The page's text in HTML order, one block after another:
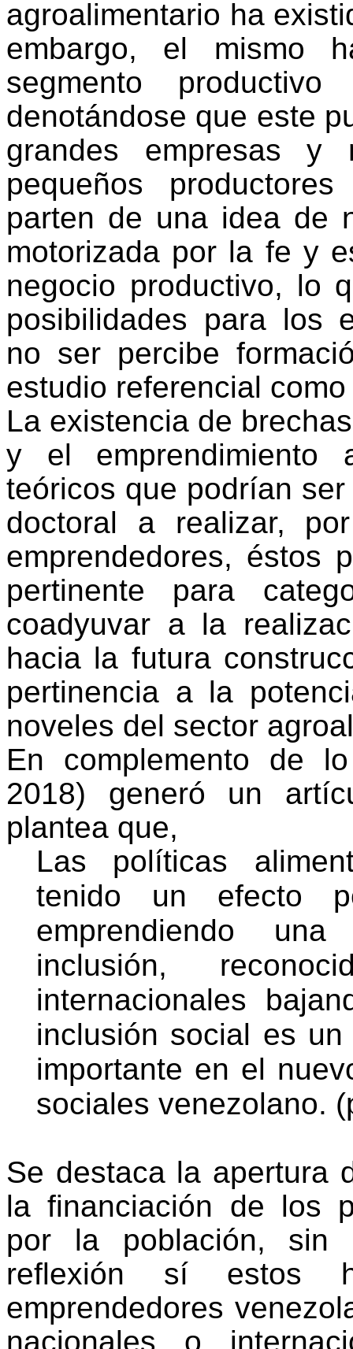
agroalimentario ha
embargo, el mismo
segmento
denotándose que este
grandes empresas y
pequeños
parten de una idea de
motorizada por la fe y
negocio productivo, lo
posibilidades para los
no ser percibe
estudio referencial
La existencia de
y el emprendimiento
teóricos que podrían
doctoral a realizar,
emprendedores, éstos
pertinente para
coadyuvar a la
hacia la futura
pertinencia a la
noveles del sector
En complemento de
2018) generó un
plantea que,
Las políticas
tenido un efecto
emprendiendo
inclusión,
internacionales
inclusión social es
importante en el
sociales venezolano.
Se destaca la apertura
la financiación de los
por la población, sin
reflexión sí estos
emprendedores
nacionales o